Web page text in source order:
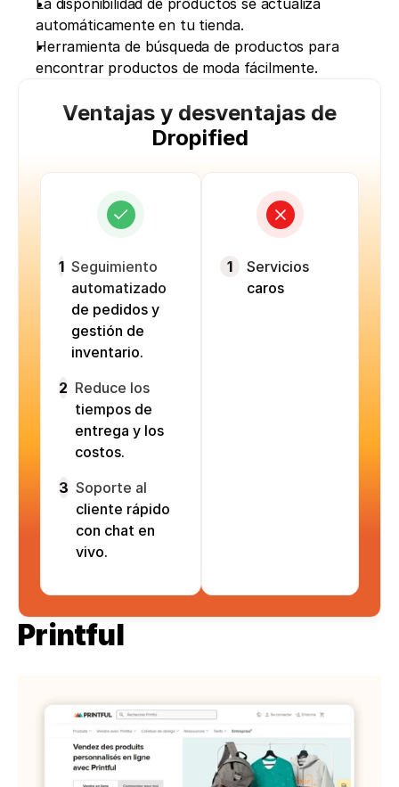
La disponibilidad de productos se actualiza
automáticamente en tu tienda.
Herramienta de búsqueda de productos para
encontrar productos de moda fácilmente.
Ventajas y desventajas de
Dropified
1 Seguimiento
automatizado
de pedidos y
gestión de
inventario.
2 Reduce los
tiempos de
entrega y los
costos.
3 Soporte al
cliente rápido
con chat en
vivo.
1
Servicios
caros
Printful